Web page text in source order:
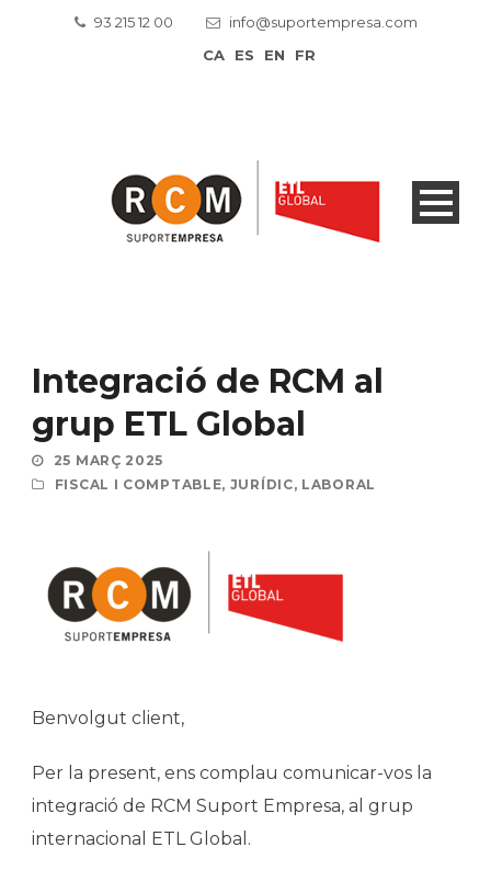
93 215 12 00
info@suportempresa.com
CA
ES EN FR
Integració de RCM al
grup ETL Global
25 MARÇ 2025
FISCAL I COMPTABLE, JURÍDIC, LABORAL
Benvolgut client,
Per la present, ens complau comunicar-vos la
integració de RCM Suport Empresa, al grup
internacional ETL Global.